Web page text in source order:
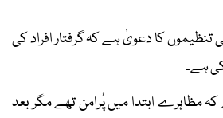
تنظیموں کا دعویٰ ہے کہ گرفتار افراد کی
مظاہرے ابتدا میں پُرامن تھے مگر بعد